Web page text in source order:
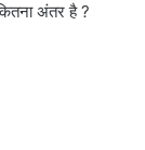
अंतर है ?